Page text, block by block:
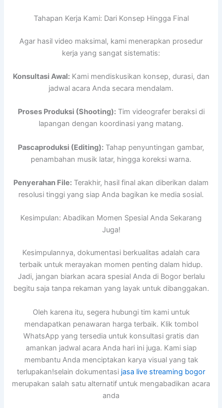
Tahapan Kerja Kami: Dari Konsep Hingga Final
Agar hasil video maksimal, kami menerapkan prosedur
kerja yang sangat sistematis:
Konsultasi Awal:Kami mendiskusikan konsep, durasi, dan
jadwal acara Anda secara mendalam.
Proses Produksi (Shooting):Tim videografer beraksi di
lapangan dengan koordinasi yang matang.
Pascaproduksi (Editing): Tahap penyuntingan gambar,
penambahan musik latar, hingga koreksi warna.
Penyerahan File: Terakhir, hasil final akan diberikan dalam
resolusi tinggi yang siap Anda bagikan ke media sosial.
Kesimpulan: Abadikan Momen Spesial Anda Sekarang
Juga!
Kesimpulannya, dokumentasi berkualitas adalah cara
terbaik untuk merayakan momen penting dalam hidup.
Jadi, jangan biarkan acara spesial Anda di Bogor berlalu
begitu saja tanpa rekaman yang layak untuk dibanggakan.
Oleh karena itu, segera hubungi tim kami untuk
mendapatkan penawaran harga terbaik. Klik tombol
WhatsApp yang tersedia untuk konsultasi gratis dan
amankan jadwal acara Anda hari ini juga. Kami siap
membantu Anda menciptakan karya visual yang tak
terlupakan!selain dokumentasi jasa live streaming bogor
merupakan salah satu alternatif untuk mengabadikan acara
anda